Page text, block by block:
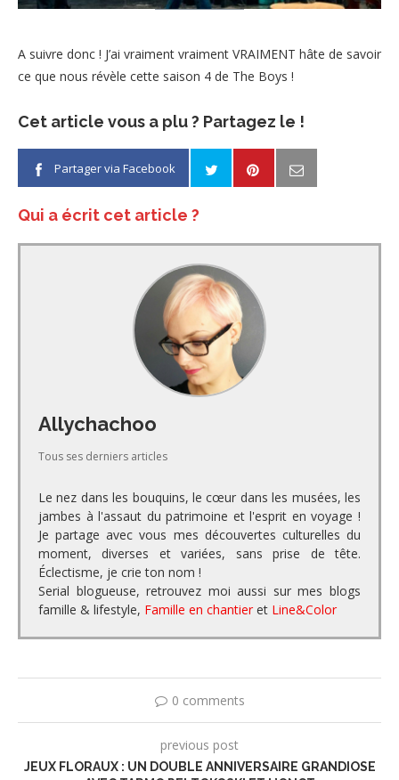
A suivre donc ! J’ai vraiment vraiment VRAIMENT hâte de savoir
ce que nous révèle cette saison 4 de The Boys !
Cet article vous a plu ? Partagez le !
Partager via Facebook
Qui a écrit cet article ?
Allychachoo
Tous ses derniers articles
Le nez dans les bouquins, le cœur dans les musées, les
jambes à l'assaut du patrimoine et l'esprit en voyage !
Je partage avec vous mes découvertes culturelles du
moment, diverses et variées, sans prise de tête.
Éclectisme, je crie ton nom !
Serial blogueuse, retrouvez moi aussi sur mes blogs
famille & lifestyle, Famille en chantier et Line&Color
0 comments
previous post
JEUX FLORAUX : UN DOUBLE ANNIVERSAIRE GRANDIOSE